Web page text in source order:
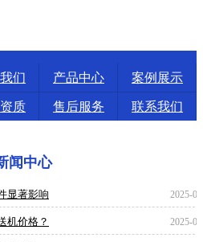
们 产品中心 案例展示
质 售后服务 联系我们
闻中心
显著影响 2025-
机价格？ 2025-